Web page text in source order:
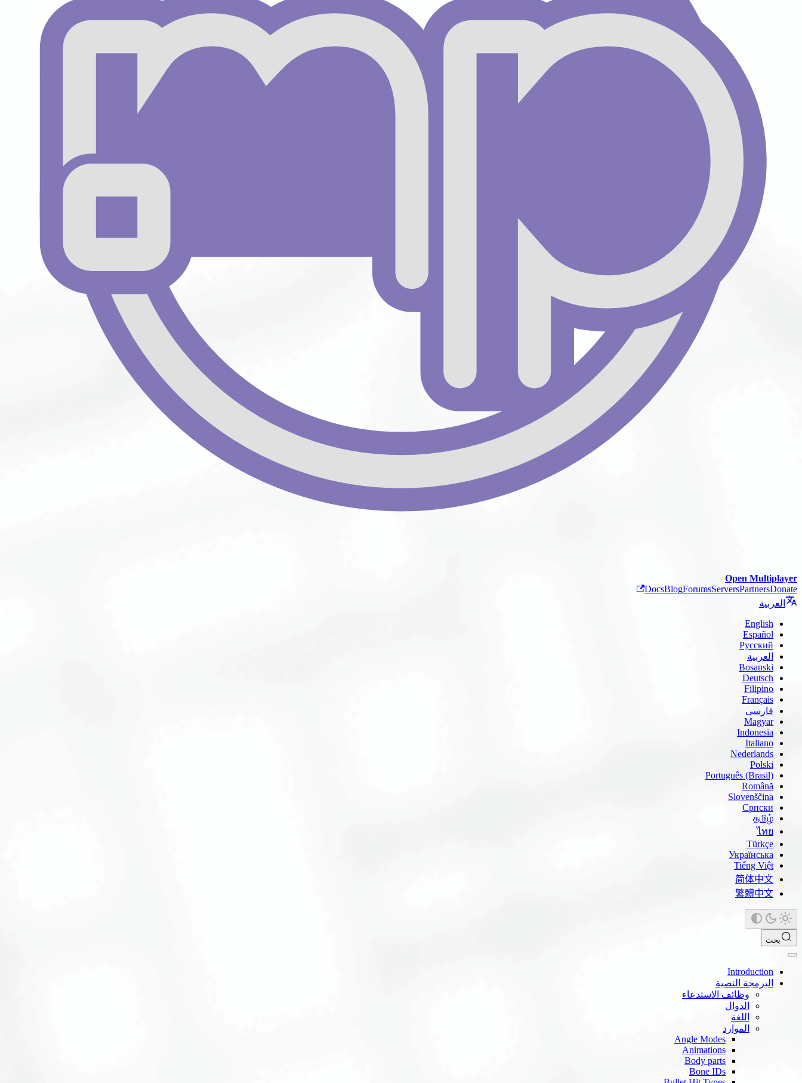
Open Multiplayer
DocsBlogForumsServersPartnersDonate
العربية
English
Español
Русский
العربية
Bosanski
Deutsch
Filipino
Français
فارسی
Magyar
Indonesia
Italiano
Nederlands
Polski
Português (Brasil)
Română
Slovenščina
Српски
தமிழ்
ไทย
Türkçe
Українська
Tiếng Việt
简体中文
繁體中文
بحث
Introduction
البرمجة النصية
وظائف الاستدعاء
الدوال
اللغة
الموارد
Angle Modes
Animations
Body parts
Bone IDs